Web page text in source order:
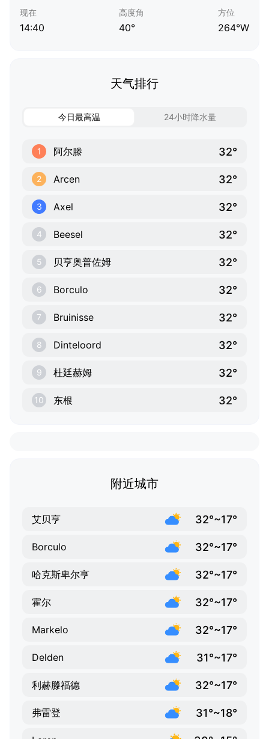
现在
14:40
高度角
40°
方位
264°W
天气排行
今日最高温 24小时降水量
1 阿尔滕 32°
2 Arcen 32°
3 Axel 32°
4 Beesel 32°
5 贝亨奥普佐姆 32°
6 Borculo 32°
7 Bruinisse 32°
8 Dinteloord 32°
9 杜廷赫姆 32°
10 东根 32°
附近城市
艾贝亨 32°~17°
Borculo 32°~17°
哈克斯卑尔亨 32°~17°
霍尔 32°~17°
Markelo 32°~17°
Delden 31°~17°
利赫滕福德 32°~17°
弗雷登 31°~18°